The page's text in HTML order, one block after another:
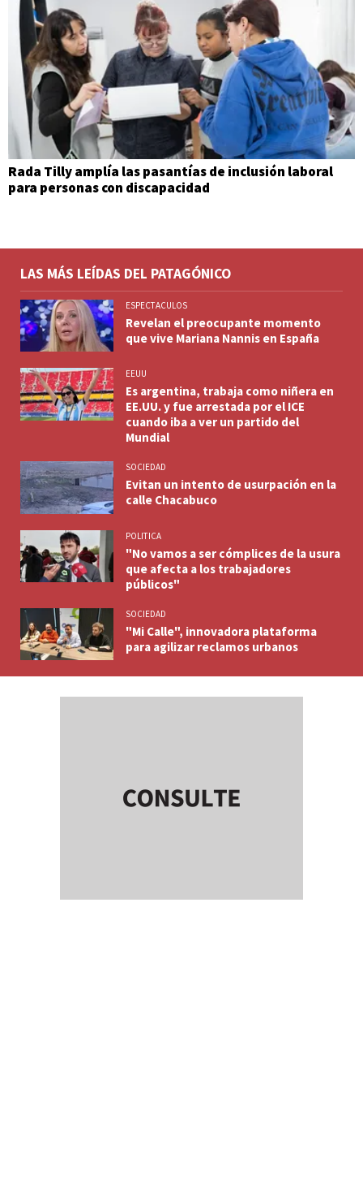
Rada Tilly amplía las pasantías de inclusión laboral
para personas con discapacidad
LAS MÁS LEÍDAS DEL PATAGÓNICO
ESPECTACULOS
Revelan el preocupante momento
que vive Mariana Nannis en España
EEUU
Es argentina, trabaja como niñera en
EE.UU. y fue arrestada por el ICE
cuando iba a ver un partido del
Mundial
SOCIEDAD
Evitan un intento de usurpación en la
calle Chacabuco
POLITICA
"No vamos a ser cómplices de la usura
que afecta a los trabajadores
públicos"
SOCIEDAD
"Mi Calle", innovadora plataforma
para agilizar reclamos urbanos